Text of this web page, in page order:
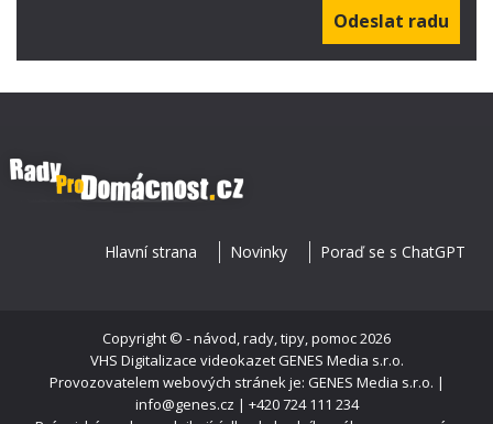
Hlavní strana Novinky Poraď se s ChatGPT
Copyright © - návod, rady, tipy, pomoc2026
VHS Digitalizace videokazetGENES Media s.r.o.
Provozovatelem webových stránek je: GENES Media s.r.o. |
info@genes.cz | +420 724 111 234